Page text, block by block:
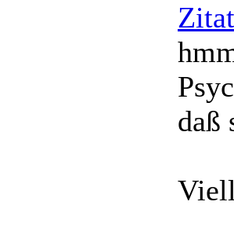
daß